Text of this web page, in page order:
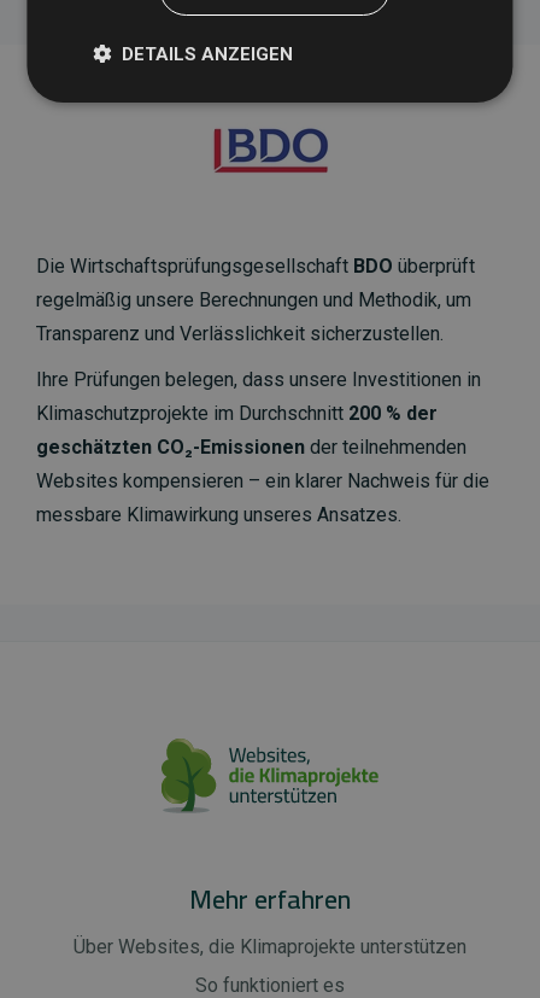
Die Wirtschaftsprüfungsgesellschaft BDO überprüft
regelmäßig unsere Berechnungen und Methodik, um
Transparenz und Verlässlichkeit sicherzustellen.
Ihre Prüfungen belegen, dass unsere Investitionen in
Klimaschutzprojekte im Durchschnitt 200 % der
geschätzten CO₂-Emissionen der teilnehmenden
Websites kompensieren – ein klarer Nachweis für die
messbare Klimawirkung unseres Ansatzes.
Mehr erfahren
Über Websites, die Klimaprojekte unterstützen
So funktioniert es
DETAILS ANZEIGEN